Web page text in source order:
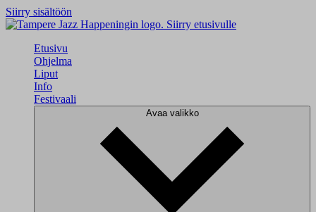
Siirry sisältöön
Siirry etusivulle
Etusivu
Ohjelma
Liput
Info
Festivaali
Avaa valikko